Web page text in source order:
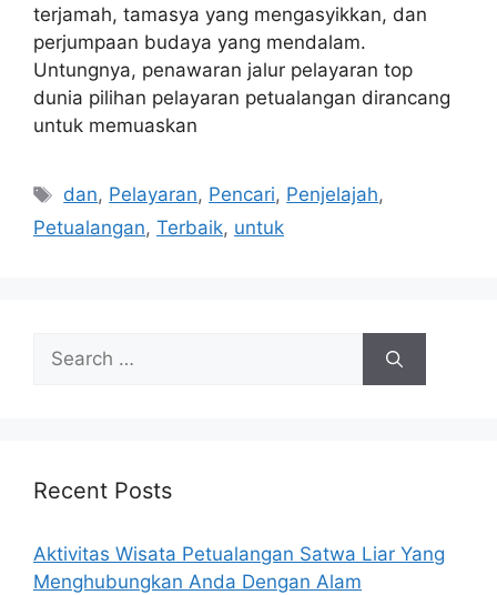
terjamah, tamasya yang mengasyikkan, dan
perjumpaan budaya yang mendalam.
Untungnya, penawaran jalur pelayaran top
dunia pilihan pelayaran petualangan dirancang
untuk memuaskan
Tags
dan, Pelayaran, Pencari, Penjelajah,
Petualangan, Terbaik, untuk
Search
for:
Recent Posts
Aktivitas Wisata Petualangan Satwa Liar Yang
Menghubungkan Anda Dengan Alam